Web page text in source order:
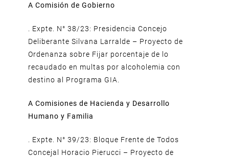
A Comisión de Gobierno
. Expte. N° 38/23: Presidencia Concejo
Deliberante Silvana Larralde – Proyecto de
Ordenanza sobre Fijar porcentaje de lo
recaudado en multas por alcoholemia con
destino al Programa GIA.
A Comisiones de Hacienda y Desarrollo
Humano y Familia
. Expte. N° 39/23: Bloque Frente de Todos
Concejal Horacio Pierucci – Proyecto de